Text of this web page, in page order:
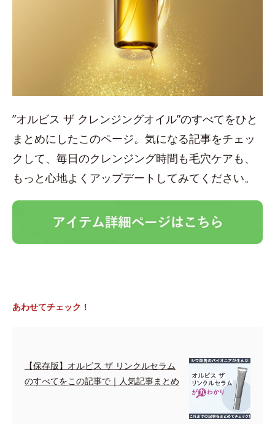
”オルビス ザ クレンジングオイル”のすべてをひと
まとめにしたこのページ。気になる記事をチェッ
クして、毎日のクレンジング時間も毛穴ケアも、
もっと心地よくアップデートしてみてください。
あわせてチェック！
【保存版】オルビス ザ リンクルセラム
のすべてをこの記事で｜人気記事まとめ